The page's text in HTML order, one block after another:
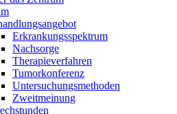
Erkrankungsspektrum
Nachsorge
Therapieverfahren
Tumorkonferenz
Untersuchungsmethoden
Zweitmeinung